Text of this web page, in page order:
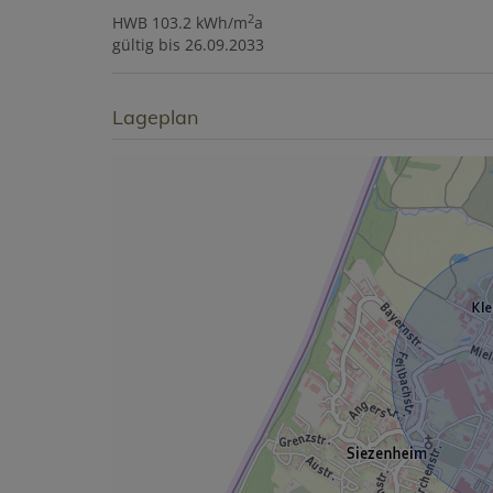
HWB 103.2 kWh/m2a
gültig bis 26.09.2033
Lageplan